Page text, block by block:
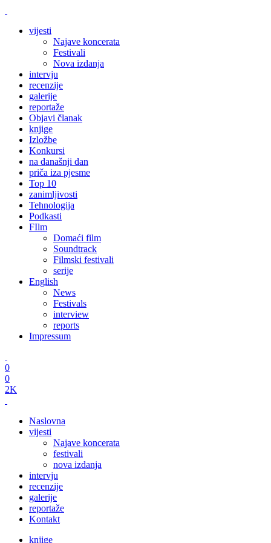
vijesti
Najave koncerata
Festivali
Nova izdanja
intervju
recenzije
galerije
reportaže
Objavi članak
knjige
Izložbe
Konkursi
na današnji dan
priča iza pjesme
Top 10
zanimljivosti
Tehnologija
Podkasti
FIlm
Domaći film
Soundtrack
Filmski festivali
serije
English
News
Festivals
interview
reports
Impressum
0
0
2K
Naslovna
vijesti
Najave koncerata
festivali
nova izdanja
intervju
recenzije
galerije
reportaže
Kontakt
knjige